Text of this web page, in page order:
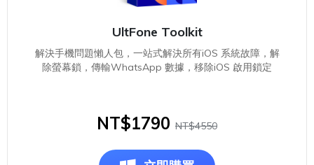
UltFone Toolkit
解決手機問題懶人包，一站式解決所有iOS 系統故障，解
除螢幕鎖，傳輸WhatsApp 數據，移除iOS 啟用鎖定
NT$1790 NT$4550